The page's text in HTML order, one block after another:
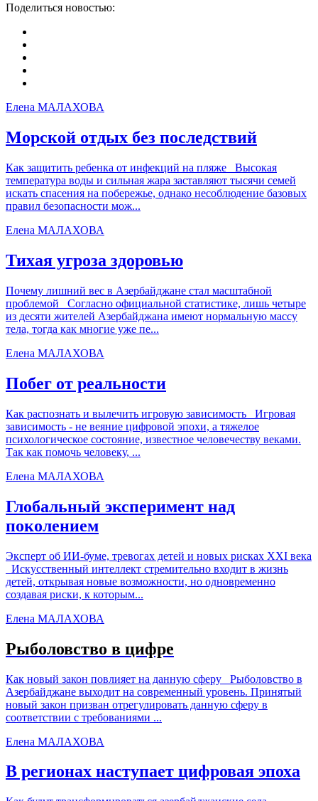
Поделиться новостью:
Елена МАЛАХОВА
Морской отдых без последствий
Как защитить ребенка от инфекций на пляже Высокая
температура воды и сильная жара заставляют тысячи семей
искать спасения на побережье, однако несоблюдение базовых
правил безопасности мож...
Елена МАЛАХОВА
Тихая угроза здоровью
Почему лишний вес в Азербайджане стал масштабной
проблемой Согласно официальной статистике, лишь четыре
из десяти жителей Азербайджана имеют нормальную массу
тела, тогда как многие уже пе...
Елена МАЛАХОВА
Побег от реальности
Как распознать и вылечить игровую зависимость Игровая
зависимость - не веяние цифровой эпохи, а тяжелое
психологическое состояние, известное человечеству веками.
Так как помочь человеку, ...
Елена МАЛАХОВА
Глобальный эксперимент над
поколением
Эксперт об ИИ-буме, тревогах детей и новых рисках XXI века
Искусственный интеллект стремительно входит в жизнь
детей, открывая новые возможности, но одновременно
создавая риски, к которым...
Елена МАЛАХОВА
Рыболовство в цифре
Как новый закон повлияет на данную сферу Рыболовство в
Азербайджане выходит на современный уровень. Принятый
новый закон призван отрегулировать данную сферу в
соответствии с требованиями ...
Елена МАЛАХОВА
В регионах наступает цифровая эпоха